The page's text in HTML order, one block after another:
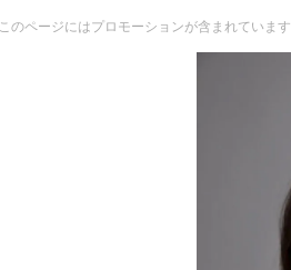
このページにはプロモーションが含まれています